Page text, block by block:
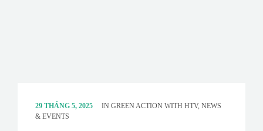
29 THÁNG 5, 2025 IN GREEN ACTION WITH HTV, NEWS
& EVENTS